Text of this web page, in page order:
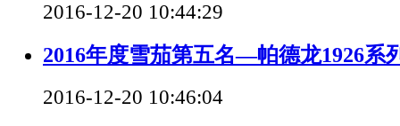
2016-12-20 10:44:29
2016年度雪茄第五名—帕德龙1926系
2016-12-20 10:46:04